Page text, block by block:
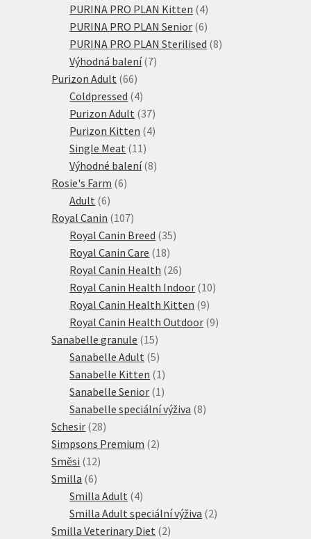
produktů
PURINA PRO PLAN Kitten 44
produkty
PURINA PRO PLAN Senior 66
produktů
PURINA PRO PLAN Sterilised 88
Výhodná balení 77
Purizon Adult 6666
produktů
Coldpressed 44
produkty
Purizon Adult 3737
produktů
Purizon Kitten 44
Single Meat 11 11
produktů
Výhodné balení 88
Rosie's Farm 66
Adult 66
produktů
Royal Canin 107107
produktů
Royal Canin Breed 3535
Royal Canin Care 1818
produktů
Royal Canin Health 2626
produktů
Royal Canin Health Indoor 1010
Royal Canin Health Kitten 99
produktů
Royal Canin Health Outdoor 99
Sanabelle granule 1515
produktů
Sanabelle Adult 55
produktů
Sanabelle Kitten 1 1
produkt
Sanabelle Senior 1 1
produkt
Sanabelle speciální výživa 88
Schesir 2828
produktů
Simpsons Premium 22
Směsi 1212
Smilla 66
produktů
Smilla Adult 44
produkty
Smilla Adult speciální výživa 22
Smilla Veterinary Diet 22